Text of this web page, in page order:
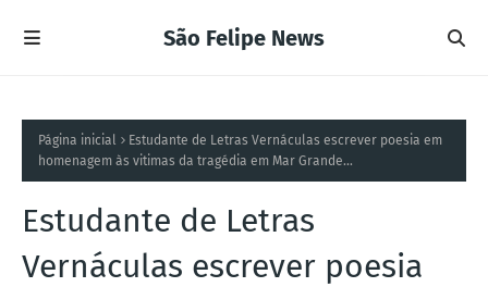
São Felipe News
Página inicial
Estudante de Letras Vernáculas escrever poesia em
homenagem às vitimas da tragédia em Mar Grande...
Estudante de Letras
Vernáculas escrever poesia